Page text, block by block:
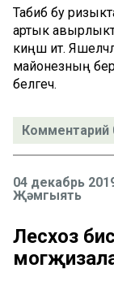
Табиб бу
артык
киңәш итә.
майонезның
белгеч.
Комментарий
04 декабрь
Җәмгыять
Лесхоз